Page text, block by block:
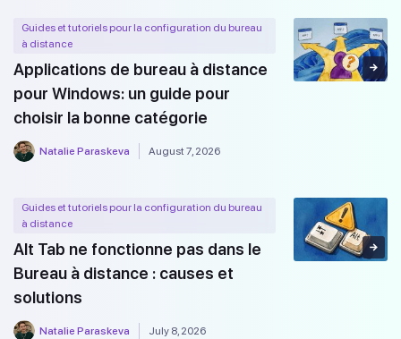
Guides et tutoriels pour la configuration du bureau
à distance
Applications de bureau à distance
pour Windows: un guide pour
choisir la bonne catégorie
Natalie Paraskeva August 7, 2026
Guides et tutoriels pour la configuration du bureau
à distance
Alt Tab ne fonctionne pas dans le
Bureau à distance : causes et
solutions
Natalie Paraskeva July 8, 2026